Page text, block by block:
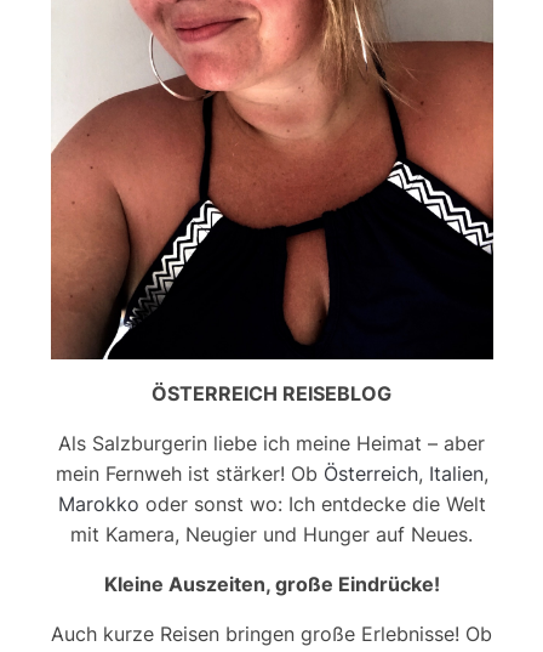
ÖSTERREICH REISEBLOG
Als Salzburgerin liebe ich meine Heimat – aber
mein Fernweh ist stärker! Ob Österreich, Italien,
Marokko oder sonst wo: Ich entdecke die Welt
mit Kamera, Neugier und Hunger auf Neues.
Kleine Auszeiten, große Eindrücke!
Auch kurze Reisen bringen große Erlebnisse! Ob